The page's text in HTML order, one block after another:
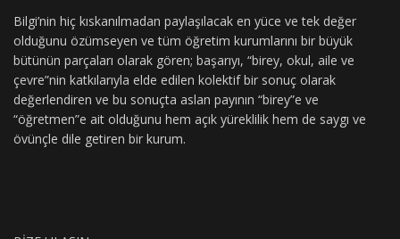
Bilgi’nin hiç kıskanılmadan paylaşılacak en yüce ve tek değer
olduğunu özümseyen ve tüm öğretim kurumlarını bir büyük
bütünün parçaları olarak gören; başarıyı, “birey, okul, aile ve
çevre”nin katkılarıyla elde edilen kolektif bir sonuç olarak
değerlendiren ve bu sonuçta aslan payının “birey”e ve
“öğretmen”e ait olduğunu hem açık yüreklilik hem de saygı ve
övünçle dile getiren bir kurum.